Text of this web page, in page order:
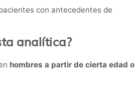
con antecedentes de
analítica?
hombres a partir de cierta edad o